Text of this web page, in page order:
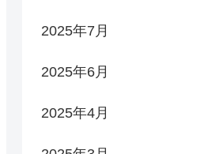
2025年7月
2025年6月
2025年4月